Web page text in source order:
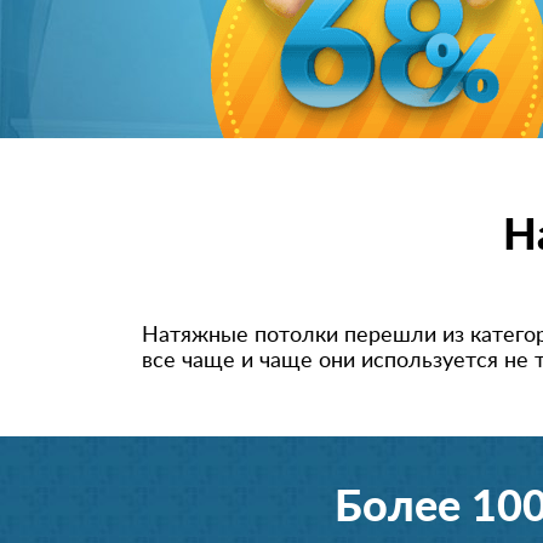
Натяжные потолки перешли из
все чаще и чаще они используется не
Более